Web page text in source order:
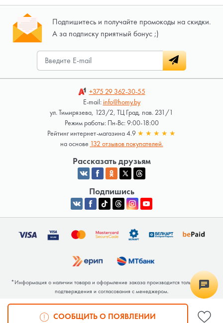
СООБЩИТЬ О ПОЯВЛЕНИИ
Подпишитесь и получайте промокоды на скидки.
А за подписку приятный бонус ;)
+375 29362-30-55
E-mail:info@homy.by
ул. Тимирязева, 123/2, ТЦ Град, пав. 231/1
Режим работы: Пн-Вс: 9:00-18:00
Рейтинг интернет-магазина 4.9 ★ ★ ★ ★ ★
на основе 132 отзывов покупателей.
Рассказать друзьям
Подпишись
*Информация о наличии товара и оформление заказа производится только после
подтверждения и согласования с менеджером.
Общество с ограниченной ответственностью «Люкрай» Юридический адрес:
220062, г. Минск, ул. Тимирязева, дом 123, корп. 2, оф. 367/2 Почтовый адрес:
220062, г. Минск, ул. Тимирязева, дом 123, корп. 2, оф. 367/2 УНП 691764371